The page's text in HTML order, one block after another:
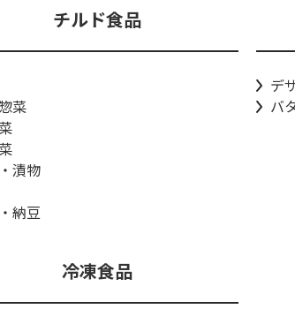
チルド食品
菜
漬物
納豆
デ
バ
冷凍食品